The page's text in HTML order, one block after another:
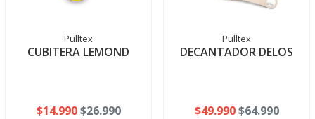
Pulltex
CUBITERA LEMOND
$14.990$26.990
Pulltex
DECANTADOR DELOS
$49.990$64.990